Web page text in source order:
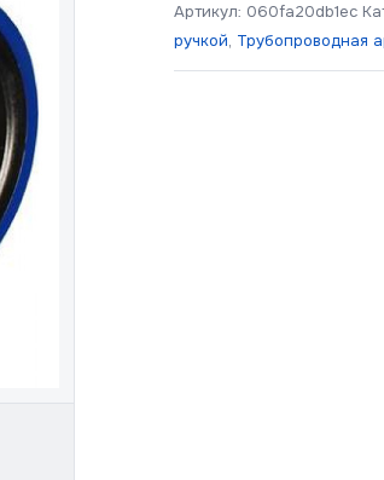
Артикул: 060fa20db1ec
ручкой, Трубопроводная